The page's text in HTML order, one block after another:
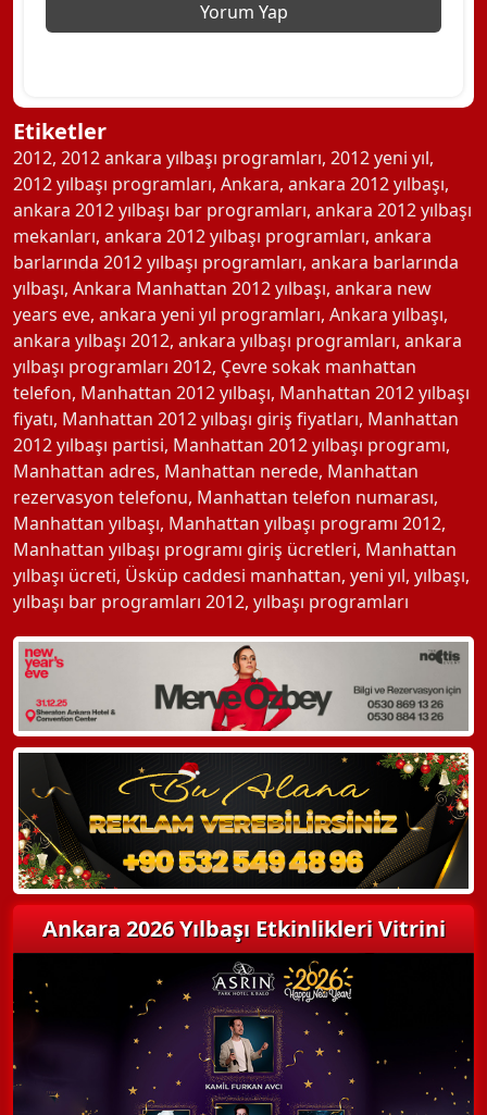
Etiketler
2012, 2012 ankara yılbaşı programları, 2012 yeni yıl,
2012 yılbaşı programları, Ankara, ankara 2012 yılbaşı,
ankara 2012 yılbaşı bar programları, ankara 2012 yılbaşı
mekanları, ankara 2012 yılbaşı programları, ankara
barlarında 2012 yılbaşı programları, ankara barlarında
yılbaşı, Ankara Manhattan 2012 yılbaşı, ankara new
years eve, ankara yeni yıl programları, Ankara yılbaşı,
ankara yılbaşı 2012, ankara yılbaşı programları, ankara
yılbaşı programları 2012, Çevre sokak manhattan
telefon, Manhattan 2012 yılbaşı, Manhattan 2012 yılbaşı
fiyatı, Manhattan 2012 yılbaşı giriş fiyatları, Manhattan
2012 yılbaşı partisi, Manhattan 2012 yılbaşı programı,
Manhattan adres, Manhattan nerede, Manhattan
rezervasyon telefonu, Manhattan telefon numarası,
Manhattan yılbaşı, Manhattan yılbaşı programı 2012,
Manhattan yılbaşı programı giriş ücretleri, Manhattan
yılbaşı ücreti, Üsküp caddesi manhattan, yeni yıl, yılbaşı,
yılbaşı bar programları 2012, yılbaşı programları
Ankara 2026 Yılbaşı Etkinlikleri Vitrini